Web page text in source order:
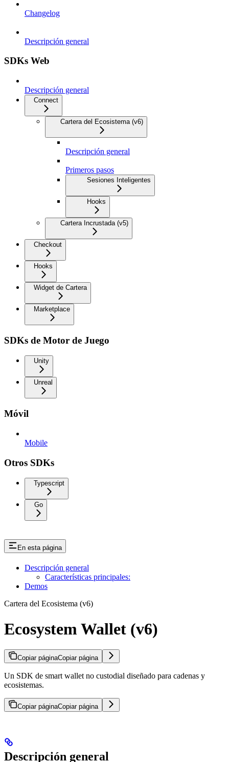
Changelog
Descripción general
SDKs Web
Descripción general
Connect
Cartera del Ecosistema (v6)
Descripción general
Primeros pasos
Sesiones Inteligentes
Hooks
Cartera Incrustada (v5)
Checkout
Hooks
Widget de Cartera
Marketplace
SDKs de Motor de Juego
Unity
Unreal
Móvil
Mobile
Otros SDKs
Typescript
Go
En esta página
Descripción general
Características principales:
Demos
Cartera del Ecosistema (v6)
Ecosystem Wallet (v6)
Copiar páginaCopiar página
Un SDK de smart wallet no custodial diseñado para cadenas y
ecosistemas.
Copiar páginaCopiar página
Descripción general